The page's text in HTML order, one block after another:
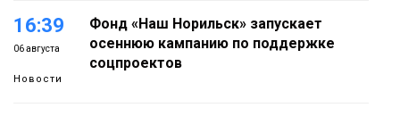
16:39
06 августа
Новости
Фонд «Наш Норильск» запускает
осеннюю кампанию по поддержке
соцпроектов